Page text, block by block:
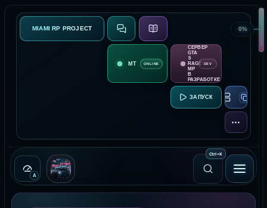
MIAMI RP PROJECT О ПРОЕКТЕ
ONLINE
СЕРВЕР
GTA
5
RAGE
MP
В
РАЗРАБОТКЕ
DEV
RAGE
ЕЩЁ
Ctrl+K
A
0%